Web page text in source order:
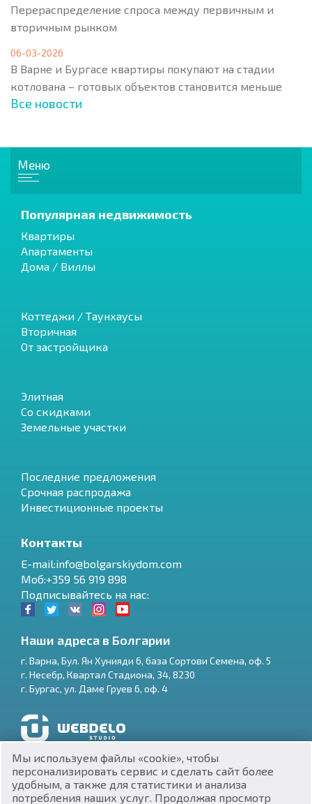
$
₽
₴
Перераспределение спроса между первичным и
вторичным рынком
06-03-2026
В Варне и Бургасе квартиры покупают на стадии
котлована – готовых объектов становится меньше
Все новости
Меню
Популярная недвижимость
Квартиры
Апартаменты
Дома / Виллы
Коттеджи / Таунхаусы
Вторичная
От застройщика
Элитная
Со скидками
Земельные участки
Последние предложения
Срочная распродажа
Инвестиционные проекты
Контакты
E-mail:info@bolgarskiydom.com
Моб:+359 56 919 898
Подписывайтесь на нас:
Наши адреса в Болгарии
г. Варна, Бул. Ян Хунияди 6, база Сортови Семена, оф. 5
г. Несебр, Квартал Стадиона, 34, 8230
г. Бургас, ул. Даме Груев 6, оф. 4
Разработка и SEO продвижение сайтов
Мы используем файлы «cookie», чтобы
персонализировать сервис и сделать сайт более
удобным, а также для статистики и анализа
потребления наших услуг. Продолжая просмотр